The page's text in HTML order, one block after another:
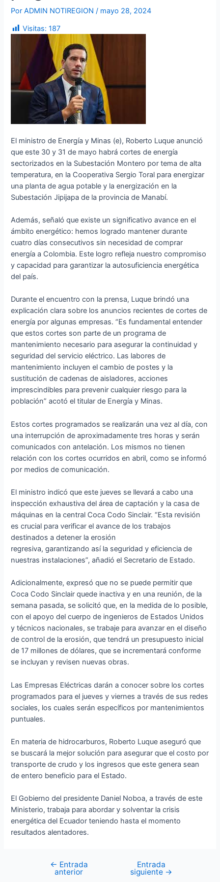
PorADMIN NOTIREGION/ mayo 28, 2024
Visitas: 187
El ministro de Energía y Minas (e), Roberto Luque anunció
que este 30 y 31 de mayo habrá cortes de energía
sectorizados en la Subestación Montero por tema de alta
temperatura, en la Cooperativa Sergio Toral para energizar
una planta de agua potable y la energización en la
Subestación Jipijapa de la provincia de Manabí.
Además, señaló que existe un significativo avance en el
ámbito energético: hemos logrado mantener durante
cuatro días consecutivos sin necesidad de comprar
energía a Colombia. Este logro refleja nuestro compromiso
y capacidad para garantizar la autosuficiencia energética
del país.
Durante el encuentro con la prensa, Luque brindó una
explicación clara sobre los anuncios recientes de cortes de
energía por algunas empresas. “Es fundamental entender
que estos cortes son parte de un programa de
mantenimiento necesario para asegurar la continuidad y
seguridad del servicio eléctrico. Las labores de
mantenimiento incluyen el cambio de postes y la
sustitución de cadenas de aisladores, acciones
imprescindibles para prevenir cualquier riesgo para la
población” acotó el titular de Energía y Minas.
Estos cortes programados se realizarán una vez al día, con
una interrupción de aproximadamente tres horas y serán
comunicados con antelación. Los mismos no tienen
relación con los cortes ocurridos en abril, como se informó
por medios de comunicación.
El ministro indicó que este jueves se llevará a cabo una
inspección exhaustiva del área de captación y la casa de
máquinas en la central Coca Codo Sinclair. “Esta revisión
es crucial para verificar el avance de los trabajos
destinados a detener la erosión
regresiva, garantizando así la seguridad y eficiencia de
nuestras instalaciones”, añadió el Secretario de Estado.
Adicionalmente, expresó que no se puede permitir que
Coca Codo Sinclair quede inactiva y en una reunión, de la
semana pasada, se solicitó que, en la medida de lo posible,
con el apoyo del cuerpo de ingenieros de Estados Unidos
y técnicos nacionales, se trabaje para avanzar en el diseño
de control de la erosión, que tendrá un presupuesto inicial
de 17 millones de dólares, que se incrementará conforme
se incluyan y revisen nuevas obras.
Las Empresas Eléctricas darán a conocer sobre los cortes
programados para el jueves y viernes a través de sus redes
sociales, los cuales serán específicos por mantenimientos
puntuales.
En materia de hidrocarburos, Roberto Luque aseguró que
se buscará la mejor solución para asegurar que el costo por
transporte de crudo y los ingresos que este genera sean
de entero beneficio para el Estado.
El Gobierno del presidente Daniel Noboa, a través de este
Ministerio, trabaja para abordar y solventar la crisis
energética del Ecuador teniendo hasta el momento
resultados alentadores.
← Entrada
anterior
Entrada
siguiente →